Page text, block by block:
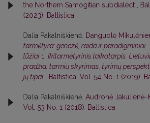
the Northern Samogitian subdialect ,
(2023): Baltistica
Dalia Pakalniškienė, Danguolė
tarmėtyra: genezė, raida ir paradigminiai
lūžiai 1: Ikitarmėtyrinis laikotarpis.
pradžia: tarmių skyrimas, tyrimų
jų tipai , Baltistica: Vol. 54 No. 1 (2019):
Dalia Pakalniškienė, Audronė Jakulienė-
Vol. 53 No. 1 (2018): Baltistica